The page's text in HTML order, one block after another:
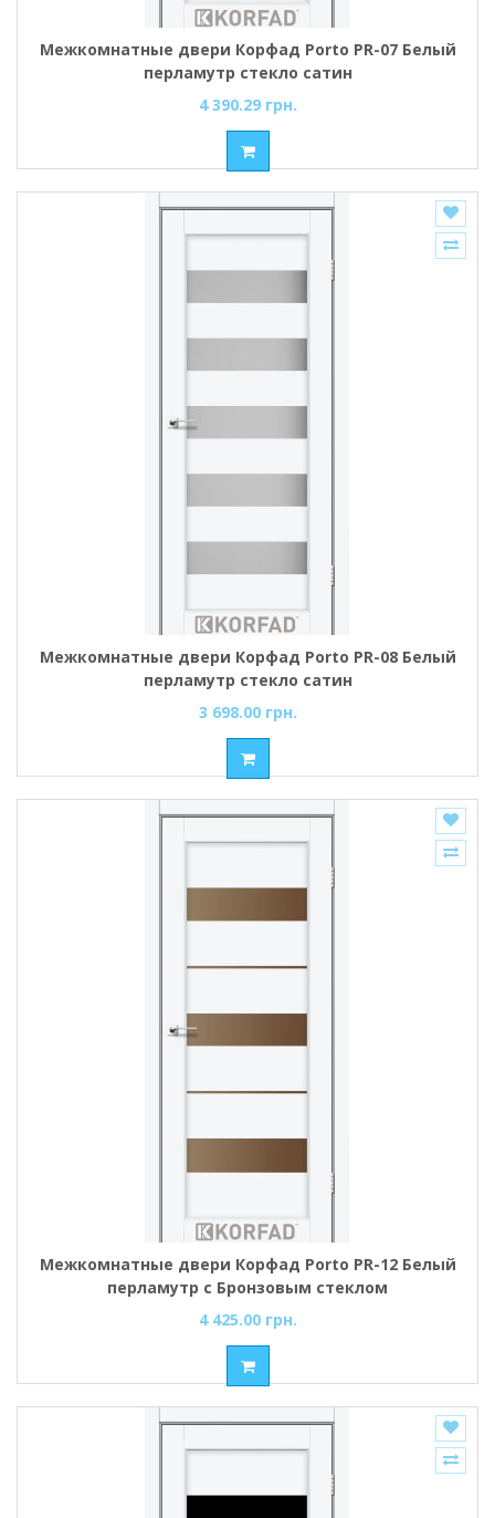
Межкомнатные двери Корфад Porto PR-07 Белый
перламутр стекло cатин
4 390.29 грн.
Межкомнатные двери Корфад Porto PR-08 Белый
перламутр стекло cатин
3 698.00 грн.
Межкомнатные двери Корфад Porto PR-12 Белый
перламутр с Бронзовым стеклом
4 425.00 грн.